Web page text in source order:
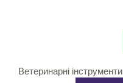
Ветеринарні інструменти